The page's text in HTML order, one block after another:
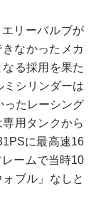
リーバルブが
なかったメカ
る採用を果た
ミシリンダーは
ったレーシング
用タンクから
に最高速16
ームで当時10
ブル」なしと